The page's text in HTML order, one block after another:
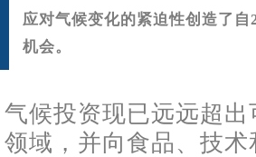
应对气候变化的紧迫性创造了
机会。
气候投资现已远远超
领域，并向食品、技